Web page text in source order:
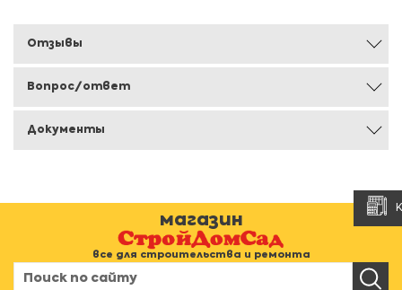
Отзывы
Вопрос/ответ
Документы
магазин
все для строительства и ремонта